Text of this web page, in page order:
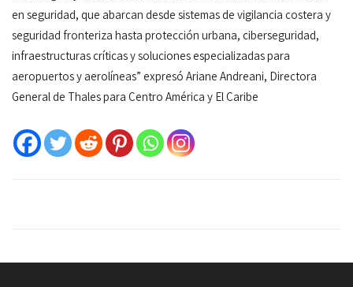
en seguridad, que abarcan desde sistemas de vigilancia costera y
seguridad fronteriza hasta protección urbana, ciberseguridad,
infraestructuras críticas y soluciones especializadas para
aeropuertos y aerolíneas” expresó Ariane Andreani, Directora
General de Thales para Centro América y El Caribe